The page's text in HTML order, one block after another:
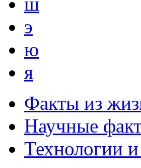
э
ю
я
Факты из
Научные
Технологии